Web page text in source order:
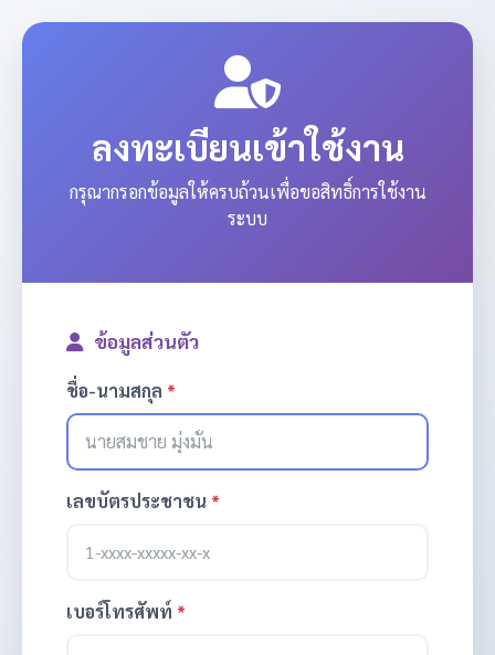
ลงทะเบียนเข้าใช้งาน
กรุณากรอกข้อมูลให้ครบถ้วนเพื่อขอสิทธิ์การใช้งาน
ระบบ
ข้อมูลส่วนตัว
ชื่อ-นามสกุล *
เลขบัตรประชาชน *
เบอร์โทรศัพท์ *